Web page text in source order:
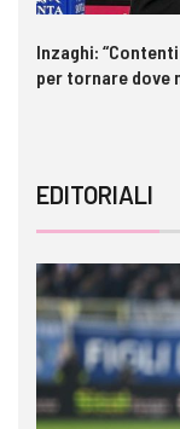
Inzaghi:
per tornare dove
EDITORIALI